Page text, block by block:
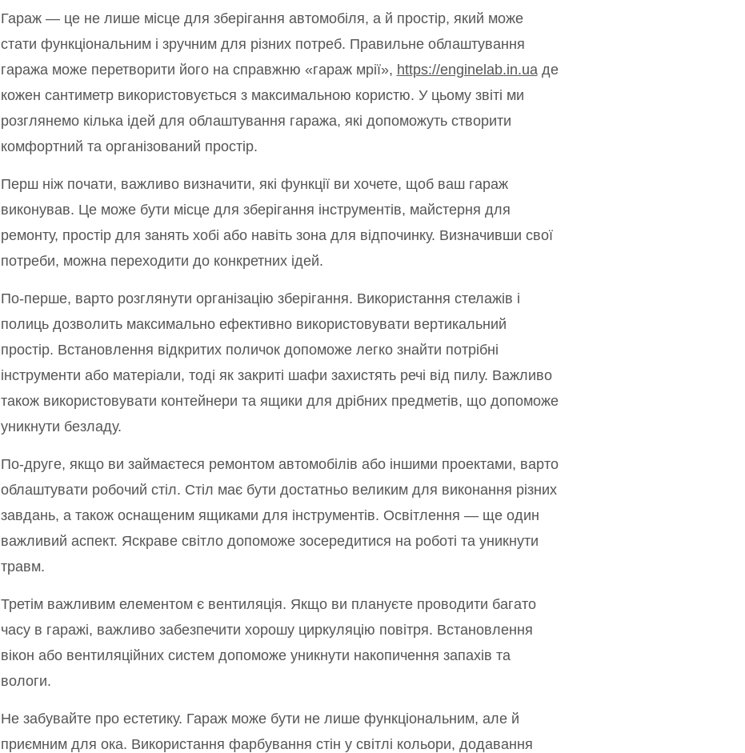
Гараж — це не лише місце для зберігання автомобіля, а й простір, який може
стати функціональним і зручним для різних потреб. Правильне облаштування
гаража може перетворити його на справжню «гараж мрії», https://enginelab.in.uaде
кожен сантиметр використовується з максимальною користю. У цьому звіті ми
розглянемо кілька ідей для облаштування гаража, які допоможуть створити
комфортний та організований простір.
Перш ніж почати, важливо визначити, які функції ви хочете, щоб ваш гараж
виконував. Це може бути місце для зберігання інструментів, майстерня для
ремонту, простір для занять хобі або навіть зона для відпочинку. Визначивши свої
потреби, можна переходити до конкретних ідей.
По-перше, варто розглянути організацію зберігання. Використання стелажів і
полиць дозволить максимально ефективно використовувати вертикальний
простір. Встановлення відкритих поличок допоможе легко знайти потрібні
інструменти або матеріали, тоді як закриті шафи захистять речі від пилу. Важливо
також використовувати контейнери та ящики для дрібних предметів, що допоможе
уникнути безладу.
По-друге, якщо ви займаєтеся ремонтом автомобілів або іншими проектами, варто
облаштувати робочий стіл. Стіл має бути достатньо великим для виконання різних
завдань, а також оснащеним ящиками для інструментів. Освітлення — ще один
важливий аспект. Яскраве світло допоможе зосередитися на роботі та уникнути
травм.
Третім важливим елементом є вентиляція. Якщо ви плануєте проводити багато
часу в гаражі, важливо забезпечити хорошу циркуляцію повітря. Встановлення
вікон або вентиляційних систем допоможе уникнути накопичення запахів та
вологи.
Не забувайте про естетику. Гараж може бути не лише функціональним, але й
приємним для ока. Використання фарбування стін у світлі кольори, додавання